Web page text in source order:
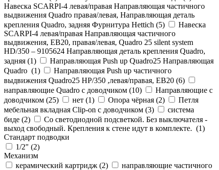
Навеска SCARPI-4 левая/правая Направляющая частичного
выдвижения Quadro правая/левая, Направляющая деталь
крепления Quadro, задняя Фурнитура Hettich (5)
Навеска
SCARPI-4 левая/правая Направляющая частичного
выдвижения, ЕВ20, правая/левая, Quadro 25 silent system
HD/350 – 9105624 Направляющая деталь крепления Quadro,
задняя (1)
Направляющая Push up Quadro25 Направляющая
Quadro (1)
Направляющая Push up частичного
выдвижения Quadro25 НР/350 ,левая/правая, ЕВ20 (6)
направляющие Quadro с доводчиком (10)
Направляющие с
доводчиком (25) нет (1) Опора чёрная (2)
Петля
мебельная вкладная Clip-on с доводчиком (3)
система
биде (2)
Со светодиодной подсветкой. Без выключателя -
выход свободный. Крепления к стене идут в комплекте. (1)
Стандарт подводки
1/2" (2)
Механизм
керамический картридж (2)
направляющие частичного